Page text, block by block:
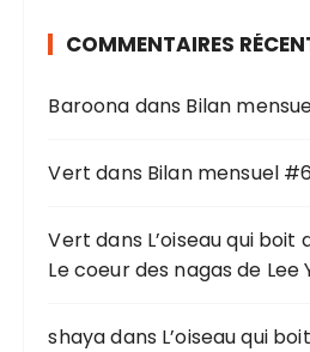
e
o
r
COMMENTAIRES
Baroona dans Bilan
Vert dans Bilan mensuel
Vert dans L’oiseau qui boit
Le coeur des nagas de Lee
shayadans L’oiseau qui